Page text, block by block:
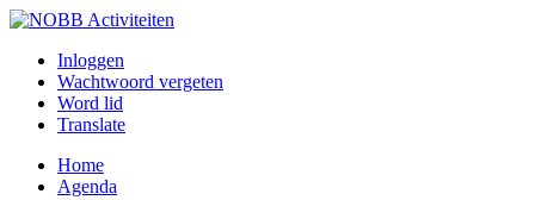
Inloggen
Wachtwoord vergeten
Word lid
Translate
Home
Agenda